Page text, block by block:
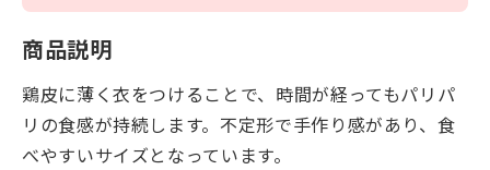
商品説明
鶏皮に薄く衣をつけることで、時間が経ってもパリパ
リの食感が持続します。不定形で手作り感があり、食
べやすいサイズとなっています。